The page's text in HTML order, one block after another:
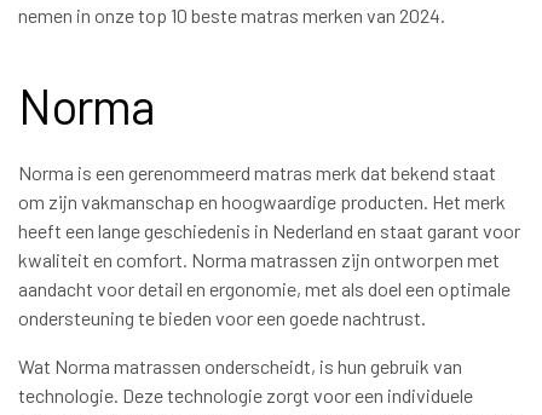
nemen in onze top 10 beste matras merken van 2024.
Norma
Norma is een gerenommeerd matras merk dat bekend staat
om zijn vakmanschap en hoogwaardige producten. Het merk
heeft een lange geschiedenis in Nederland en staat garant voor
kwaliteit en comfort. Norma matrassen zijn ontworpen met
aandacht voor detail en ergonomie, met als doel een optimale
ondersteuning te bieden voor een goede nachtrust.
Wat Norma matrassen onderscheidt, is hun gebruik van
technologie. Deze technologie zorgt voor een individuele